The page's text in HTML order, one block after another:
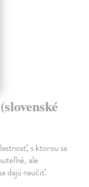
s ktorou sa
ale
dajú naučiť.